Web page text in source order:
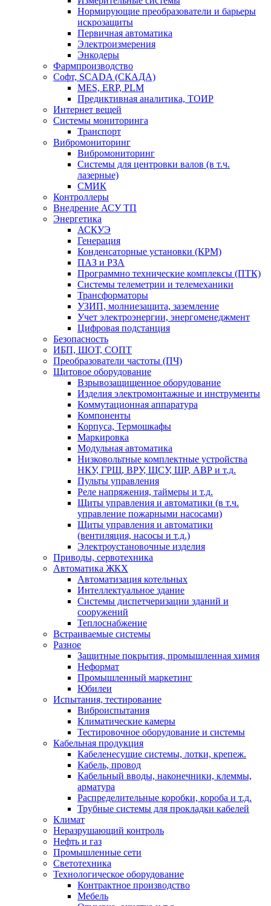
Нормирующие преобразователи и барьеры
искрозащиты
Первичная автоматика
Электроизмерения
Энкодеры
Фармпроизводство
Софт, SCADA (СКАДА)
MES, ERP, PLM
Предиктивная аналитика, ТОИР
Интернет вещей
Системы мониторинга
Транспорт
Вибромониторинг
Вибромониторинг
Системы для центровки валов (в т.ч.
лазерные)
СМИК
Контроллеры
Внедрение АСУ ТП
Энергетика
АСКУЭ
Генерация
Конденсаторные установки (КРМ)
ПАЗ и РЗА
Программно технические комплексы (ПТК)
Системы телеметрии и телемеханики
Трансформаторы
УЗИП, молниезащита, заземление
Учет электроэнергии, энергоменеджмент
Цифровая подстанция
Безопасность
ИБП, ШОТ, СОПТ
Преобразователи частоты (ПЧ)
Щитовое оборудование
Взрывозащищенное оборудование
Изделия электромонтажные и инструменты
Коммутационная аппаратура
Компоненты
Корпуса, Термошкафы
Маркировка
Модульная автоматика
Низковольтные комплектные устройства
НКУ, ГРЩ, ВРУ, ЩСУ, ШР, АВР и т.д.
Пульты управления
Реле напряжения, таймеры и т.д.
Щиты управления и автоматики (в т.ч.
управление пожарными насосами)
Щиты управления и автоматики
(вентиляция, насосы и т.д.)
Электроустановочные изделия
Приводы, сервотехника
Автоматика ЖКХ
Автоматизация котельных
Интеллектуальное здание
Системы диспетчеризации зданий и
сооружений
Теплоснабжение
Встраиваемые системы
Разное
Защитные покрытия, промышленная химия
Неформат
Промышленный маркетинг
Юбилеи
Испытания, тестирование
Виброиспытания
Климатические камеры
Тестировочное оборудование и системы
Кабельная продукция
Кабеленесущие системы, лотки, крепеж.
Кабель, провод
Кабельный вводы, наконечники, клеммы,
арматура
Распределительные коробки, короба и т.д.
Трубные системы для прокладки кабелей
Климат
Неразрушающий контроль
Нефть и газ
Промышленные сети
Светотехника
Технологическое оборудование
Контрактное производство
Мебель